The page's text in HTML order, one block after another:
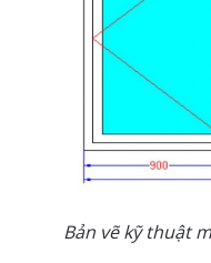
Bản vẽ kỹ thuật